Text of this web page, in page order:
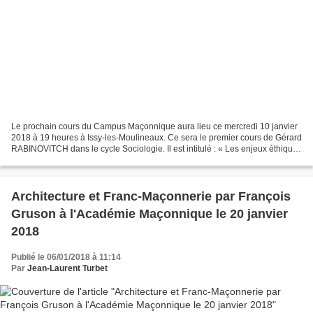
Le prochain cours du Campus Maçonnique aura lieu ce mercredi 10 janvier
2018 à 19 heures à Issy-les-Moulineaux. Ce sera le premier cours de Gérard
RABINOVITCH dans le cycle Sociologie. Il est intitulé : « Les enjeux éthiques
Architecture et Franc-Maçonnerie par François
Gruson à l'Académie Maçonnique le 20 janvier
2018
Publié le 06/01/2018 à 11:14
Par Jean-Laurent Turbet